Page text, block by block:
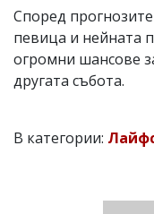
моля
сигнализирайте
ни!
Според
певица и нейната
огромни шансове
другата събота.
В категории: